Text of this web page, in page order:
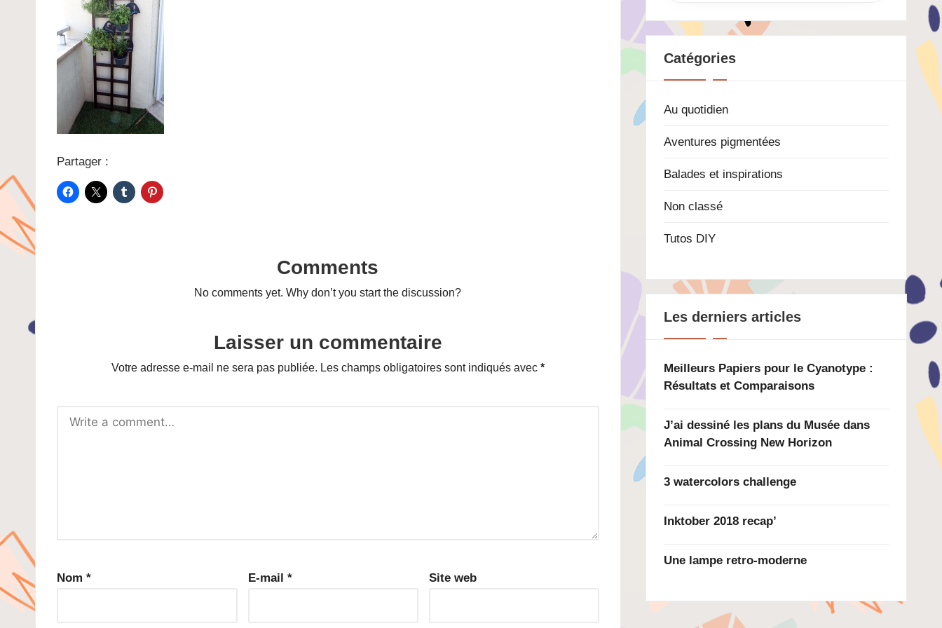
Partager :
Comments
No comments yet. Why don’t you start the discussion?
Laisser un commentaire
Votre adresse e-mail ne sera pas publiée. Les champs obligatoires sont indiqués avec *
Nom * E-mail * Site web
Catégories
Au quotidien
Aventures pigmentées
Balades et inspirations
Non classé
Tutos DIY
Les derniers articles
Meilleurs Papiers pour le Cyanotype :
Résultats et Comparaisons
J’ai dessiné les plans du Musée dans
Animal Crossing New Horizon
3 watercolors challenge
Inktober 2018 recap’
Une lampe retro-moderne